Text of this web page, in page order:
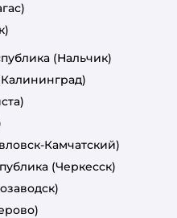
(Нальчик)
Камчатский)
(Черкесск)